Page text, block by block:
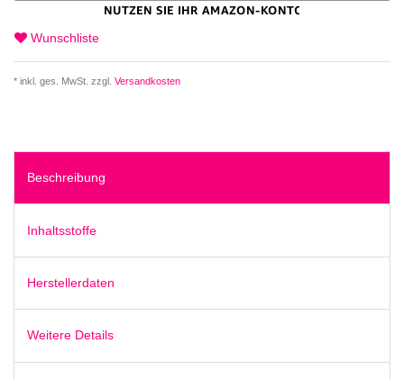
Wunschliste
* inkl. ges. MwSt. zzgl. Versandkosten
Beschreibung
Inhaltsstoffe
Herstellerdaten
Weitere Details